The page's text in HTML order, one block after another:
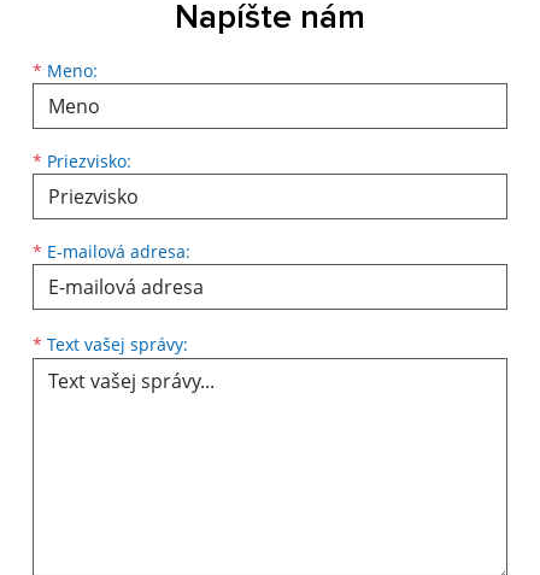
Napíšte nám
* Meno:
Meno
* Priezvisko:
Priezvisko
* E-mailová adresa:
E-mailová adresa
* Text vašej správy: